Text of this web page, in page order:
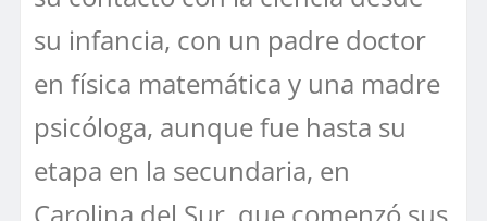
su infancia, con un padre doctor
en física matemática y una madre
psicóloga, aunque fue hasta su
etapa en la secundaria, en